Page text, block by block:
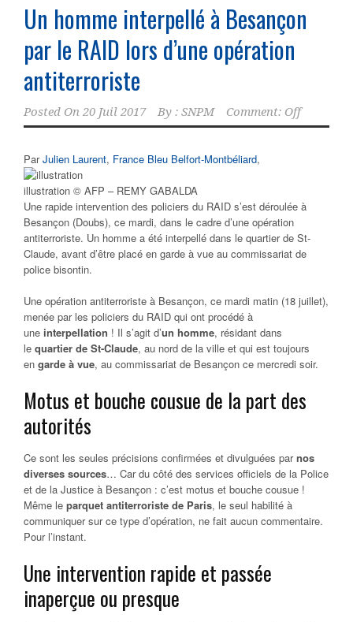
Un homme interpellé à Besançon
par le RAID lors d’une opération
antiterroriste
Posted On 20 Juil 2017 By : SNPM Comment: Off
ParJulien Laurent, France Bleu Belfort-Montbéliard,
illustration © AFP – REMY GABALDA
Une rapide intervention des policiers du RAID s’est déroulée à
Besançon (Doubs), ce mardi, dans le cadre d’une opération
antiterroriste. Un homme a été interpellé dans le quartier de St-
Claude, avant d’être placé en garde à vue au commissariat de
police bisontin.
Une opération antiterroriste à Besançon, ce mardi matin (18 juillet),
menée par les policiers du RAID qui ont procédé à
une interpellation ! Il s’agit d’un homme, résidant dans
le quartier de St-Claude, au nord de la ville et qui est toujours
en garde à vue, au commissariat de Besançon ce mercredi soir.
Motus et bouche cousue de la part des
autorités
Ce sont les seules précisions confirmées et divulguées parnos
diverses sources… Car du côté des services officiels de la Police
et de la Justice à Besançon : c’est motus et bouche cousue !
Même le parquet antiterroriste de Paris, le seul habilité à
communiquer sur ce type d’opération, ne fait aucun commentaire.
Pour l’instant.
Une intervention rapide et passée
inaperçue ou presque